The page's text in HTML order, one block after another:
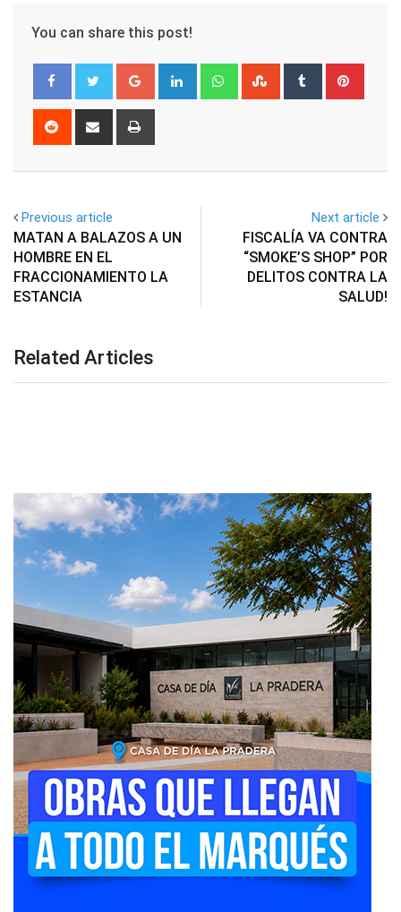
You can share this post!
Google+ LinkedIn WhatsappStumbleUpon
Tumblr
Reddit
Share
Previous article
MATAN A BALAZOS A UN
HOMBRE EN EL
FRACCIONAMIENTO LA
ESTANCIA
Next article
FISCALÍA VA CONTRA
“SMOKE’S SHOP” POR
DELITOS CONTRA LA
SALUD!
Related Articles